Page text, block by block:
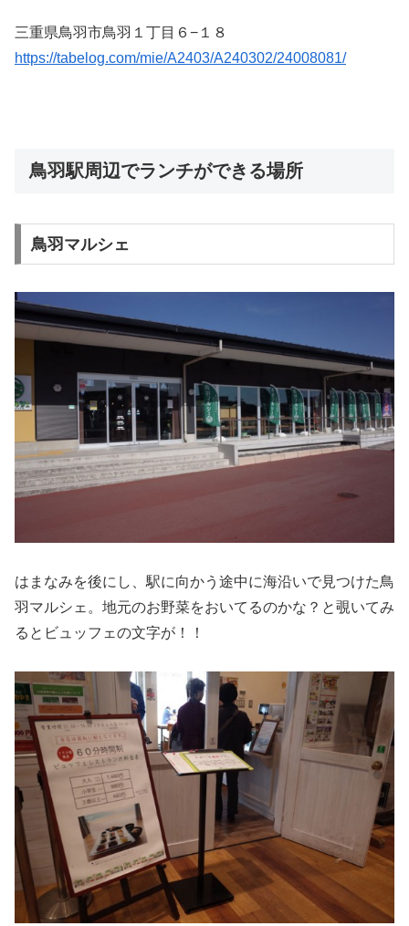
三重県鳥羽市鳥羽１丁目６−１８
https://tabelog.com/mie/A2403/A240302/24008081/
鳥羽駅周辺でランチができる場所
鳥羽マルシェ
はまなみを後にし、駅に向かう途中に海沿いで見つけた鳥
羽マルシェ。地元のお野菜をおいてるのかな？と覗いてみ
るとビュッフェの文字が！！